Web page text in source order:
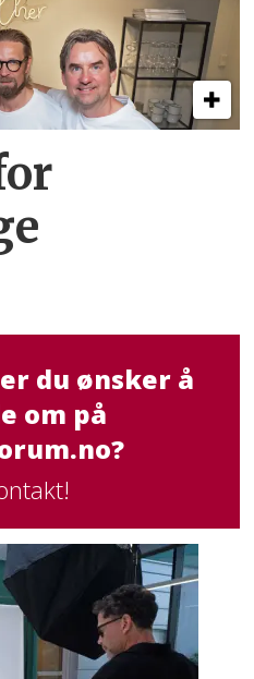
du ønsker å
om på